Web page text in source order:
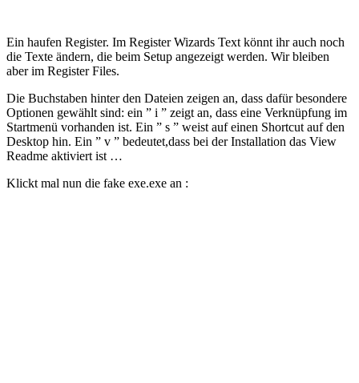
Ein haufen Register. Im Register Wizards Text könnt ihr auch noch
die Texte ändern, die beim Setup angezeigt werden. Wir bleiben
aber im Register Files.
Die Buchstaben hinter den Dateien zeigen an, dass dafür besondere
Optionen gewählt sind: ein ” i ” zeigt an, dass eine Verknüpfung im
Startmenü vorhanden ist. Ein ” s ” weist auf einen Shortcut auf den
Desktop hin. Ein ” v ” bedeutet,dass bei der Installation das View
Readme aktiviert ist …
Klickt mal nun die fake exe.exe an :